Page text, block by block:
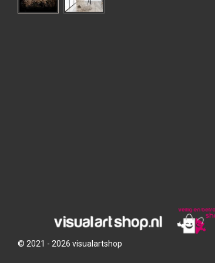
© 2021 - 2026 visualartshop